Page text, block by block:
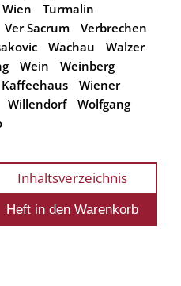
Turmalin
Ver Sacrum
Verbrechen
Wachau
Walzer
Wein
Weinberg
Wiener
Willendorf
Wolfgang
Inhaltsverzeichnis